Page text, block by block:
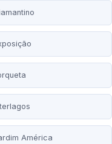
América